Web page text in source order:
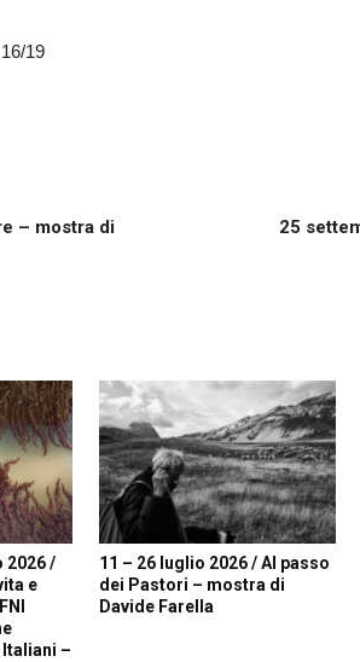
19
– mostra di
25
2026 /
e
–
11 – 26 luglio 2026 / Al passo
dei Pastori – mostra di
Davide Farella